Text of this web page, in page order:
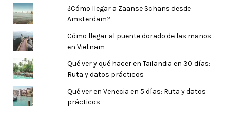
¿Cómo llegar a Zaanse Schans desde
Amsterdam?
Cómo llegar al puente dorado de las manos
en Vietnam
Qué ver y qué hacer en Tailandia en 30 días:
Ruta y datos prácticos
Qué ver en Venecia en 5 días: Ruta y datos
prácticos